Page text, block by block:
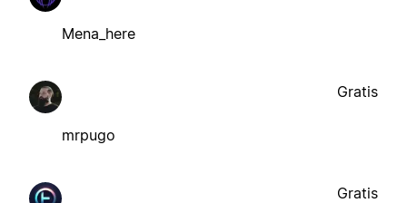
Mena_here
mrpugo
Gratis
Gratis